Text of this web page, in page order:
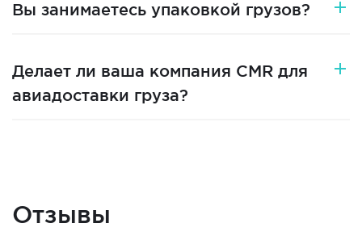
Вы занимаетесь упаковкой грузов?
Делает ли ваша компания CMR для
авиадоставки груза?
Отзывы